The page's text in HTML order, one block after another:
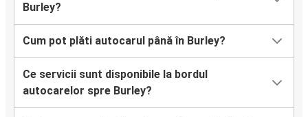
Burley?
Cum pot plăti autocarul până în Burley?
Ce servicii sunt disponibile la bordul
autocarelor spre Burley?